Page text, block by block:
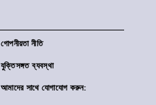
গোপনীয়তা নীতি
যুক্তিসঙ্গত ব্যবস্থা
আমাদের সাথে যোগাযোগ করুন: